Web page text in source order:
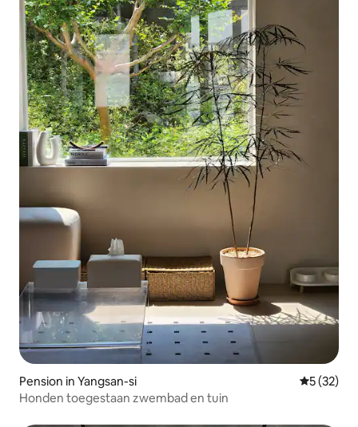
Pension in Yangsan-si
5 (32)
Honden toegestaan zwembad en tuin